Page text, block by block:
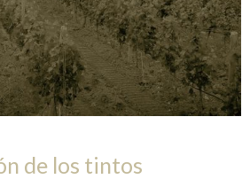
de los tintos